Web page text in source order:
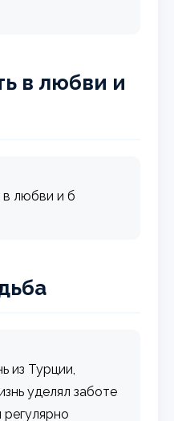
в любви и
любви и б
из Турции,
уделял заботе